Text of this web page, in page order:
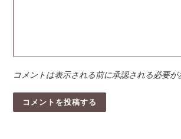
コメントは表示される前に承認される必要が